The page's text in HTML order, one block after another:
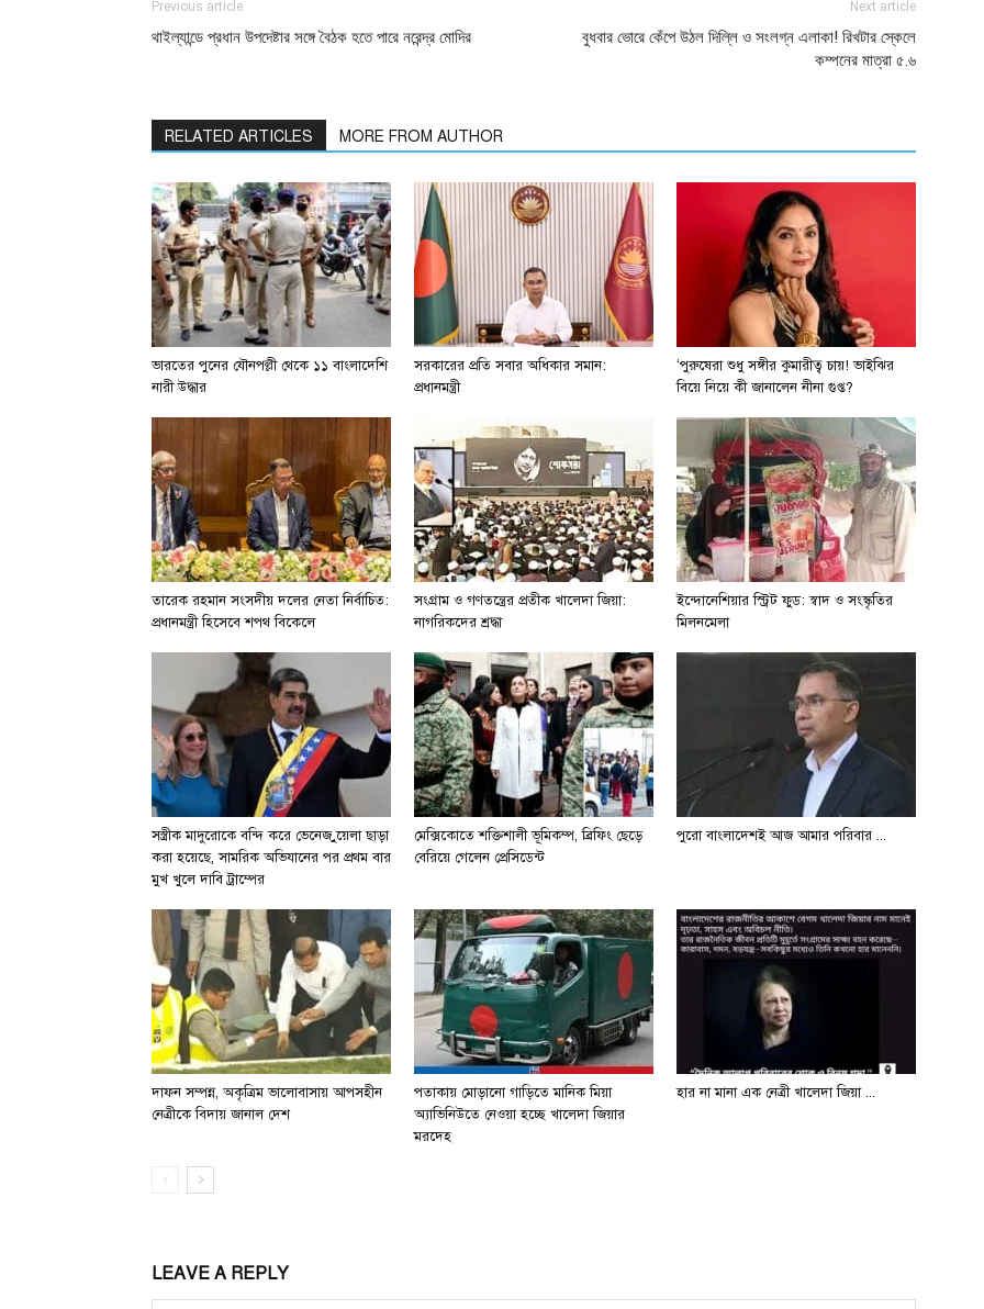
Previous article
থাইল্যান্ডে প্রধান উপদেষ্টার সঙ্গে বৈঠক হতে পারে নরেন্দ্র মোদির
Next article
বুধবার ভোরে কেঁপে উঠল দিল্লি ও সংলগ্ন এলাকা! রিখটার স্কেলে
কম্পনের মাত্রা ৫.৬
RELATED ARTICLES MORE FROM AUTHOR
ভারতের পুনের যৌনপল্লী থেকে ১১ বাংলাদেশি
নারী উদ্ধার
সরকারের প্রতি সবার অধিকার সমান:
প্রধানমন্ত্রী
‘পুরুষেরা শুধু সঙ্গীর কুমারীত্ব চায়! ভাইঝির
বিয়ে নিয়ে কী জানালেন নীনা গুপ্ত?
তারেক রহমান সংসদীয় দলের নেতা নির্বাচিত:
প্রধানমন্ত্রী হিসেবে শপথ বিকেলে
সংগ্রাম ও গণতন্ত্রের প্রতীক খালেদা জিয়া:
নাগরিকদের শ্রদ্ধা
ইন্দোনেশিয়ার স্ট্রিট ফুড: স্বাদ ও সংস্কৃতির
মিলনমেলা
সস্ত্রীক মাদুরোকে বন্দি করে ভেনেজ়ুয়েলা ছাড়া
করা হয়েছে, সামরিক অভিযানের পর প্রথম বার
মুখ খুলে দাবি ট্রাম্পের
মেক্সিকোতে শক্তিশালী ভূমিকম্প, ব্রিফিং ছেড়ে
বেরিয়ে গেলেন প্রেসিডেন্ট
পুরো বাংলাদেশই আজ আমার পরিবার ...
দাফন সম্পন্ন, অকৃত্রিম ভালোবাসায় আপসহীন
নেত্রীকে বিদায় জানাল দেশ
পতাকায় মোড়ানো গাড়িতে মানিক মিয়া
অ্যাভিনিউতে নেওয়া হচ্ছে খালেদা জিয়ার
মরদেহ
হার না মানা এক নেত্রী খালেদা জিয়া ...
LEAVE A REPLY